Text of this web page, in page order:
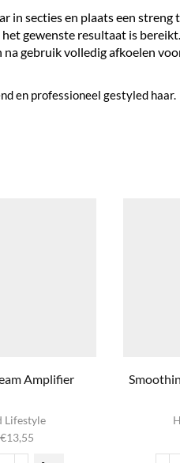
in secties en plaats een
gewenste resultaat is bereikt.
na gebruik volledig afkoelen
en professioneel gestyled haar.
Amplifier
Lifestyle
€13,55